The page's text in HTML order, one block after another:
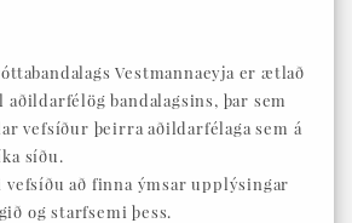
Vestmannaeyja er ætlað
aðildarfélög bandalagsins, þar sem
vefsíður þeirra aðildarfélaga sem á
síðu.
vefsíðu að finna ýmsar upplýsingar
og starfsemi þess.